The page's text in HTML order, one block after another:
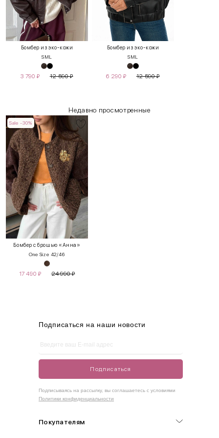
Бомбер из эко-кожи
SML
3 790 ₽ 12 590₽
Бомбер из эко-кожи
SML
6 290 ₽ 12 590₽
Недавно просмотренные
Sale -30%
Бомбер с брошью «Анна»
One Size 42/46
17 490 ₽ 24 990₽
INT RUS
XS 40-42
42-44
42-50
Как правильно себя обмерить
Измеряется по самым выступающим точкам.
Покупателям
Подписаться на наши новости
Подписаться
Подписываясь на рассылку, вы соглашаетесь с условиями
Политики конфиденциальности